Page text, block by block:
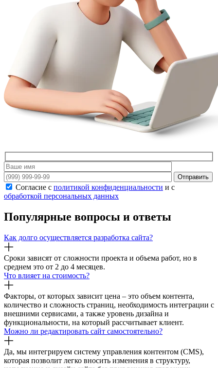
Отправить
Согласие с политикой конфиденциальности и с
обработкой персональных данных
Популярные вопросы и ответы
Как долго осуществляется разработка сайта?
Сроки зависят от сложности проекта и объема работ, но в
среднем это от 2 до 4 месяцев.
Что влияет на стоимость?
Факторы, от которых зависит цена – это объем контента,
количество и сложность страниц, необходимость интеграции с
внешними сервисами, а также уровень дизайна и
функциональности, на который рассчитывает клиент.
Можно ли редактировать сайт самостоятельно?
Да, мы интегрируем систему управления контентом (CMS),
которая позволит легко вносить изменения в структуру,